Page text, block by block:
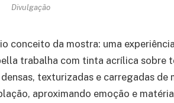
Divulgação
conceito da mostra: uma
trabalha com tinta acrílica sobre
texturizadas e carregadas de
aproximando emoção e